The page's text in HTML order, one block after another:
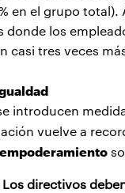
en el grupo
donde los
casi tres veces
introducen
vuelve a
directivos